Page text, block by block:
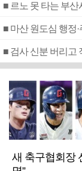
■ 르노 못 타는 부
■ 마산 원도심 행정
새 축구협회장